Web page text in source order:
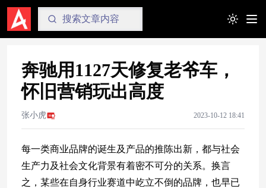
Toggle
奔驰用1127天修复老爷车，
怀旧营销玩出高度
张小虎 2023-10-12 18:41
每一类商业品牌的诞生及产品的推陈出新，都与社会
生产力及社会文化背景有着密不可分的关系。换言
之，某些在自身行业赛道中屹立不倒的品牌，也早已